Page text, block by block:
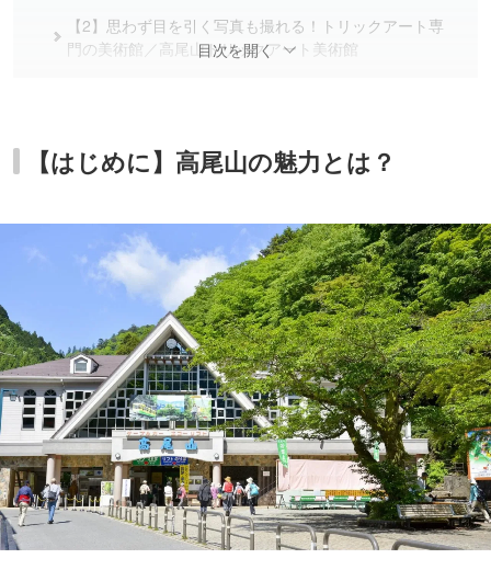
【2】思わず目を引く写真も撮れる！トリックアート専
門の美術館／高尾山トリックアート美術館
【4】いなり寿司とかわいいおやつ！ケーブルカー清滝
駅前にある和喫茶／高尾すみれ庵
物／高尾山スミカ
【6】キュートなおサルさんたちに釘付け！／高尾山さ
る園・野草園
【7】由緒ある古刹を2人でお参り／高尾山薬王院有喜寺
【8】ハイキングの小腹を満たす「ごまだんご」が名物
／権現茶屋
【9】標高約500mの場所にある絶景レストラン／高尾山
ビアマウント
【10】お帰り前に天然温泉でひとっ風呂♪／京王高尾山
温泉 / 極楽湯
目次を開く
【はじめに】高尾山の魅力とは？